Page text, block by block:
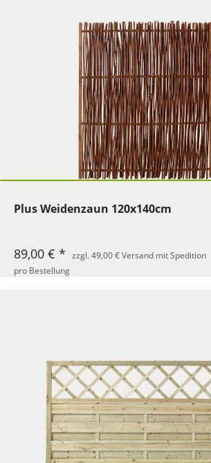
Plus Weidenzaun 120x140cm
89,00 € *
zzgl. 49,00 € Versand mit Spedition
pro Bestellung